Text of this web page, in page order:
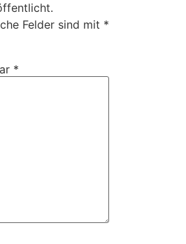
Felder sind mit *
*